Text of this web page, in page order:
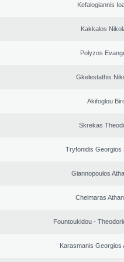
Kefalogiannis
Kakkalos
Polyzos
Gkelestathis
Akifoglou
Skrekas
Tryfonidis Georgios
Giannopoulos
Cheimaras
Fountoukidou -
Karasmanis Georgios